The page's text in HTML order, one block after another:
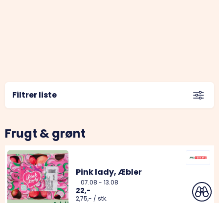
Filtrer liste
Frugt & grønt
Pink lady, Æbler
07.08 - 13.08
22,-
2,75,- / stk.